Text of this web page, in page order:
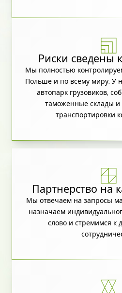
Риски сведены
Мы полностью
Польше и по всему миру. У
автопарк грузовиков,
таможенные склады и
транспортировки
Партнерство на
Мы отвечаем на запросы
назначаем
слово и стремимся к